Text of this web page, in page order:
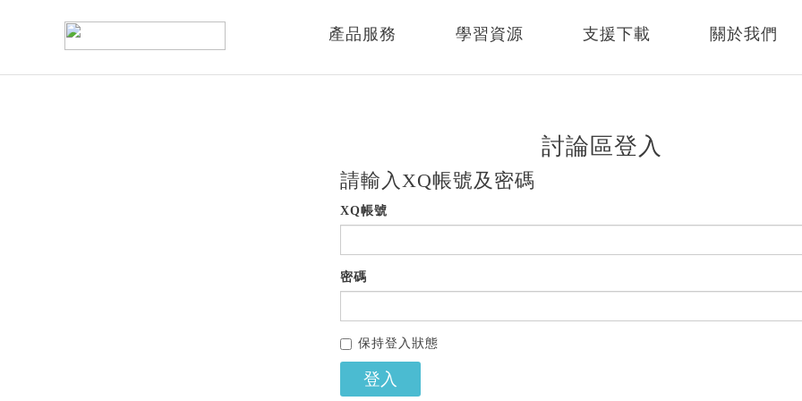
產品服務 學習資源 支援下載 關於我們
討論區登入
請輸入XQ帳號及密碼
XQ帳號
密碼
保持登入狀態
登入